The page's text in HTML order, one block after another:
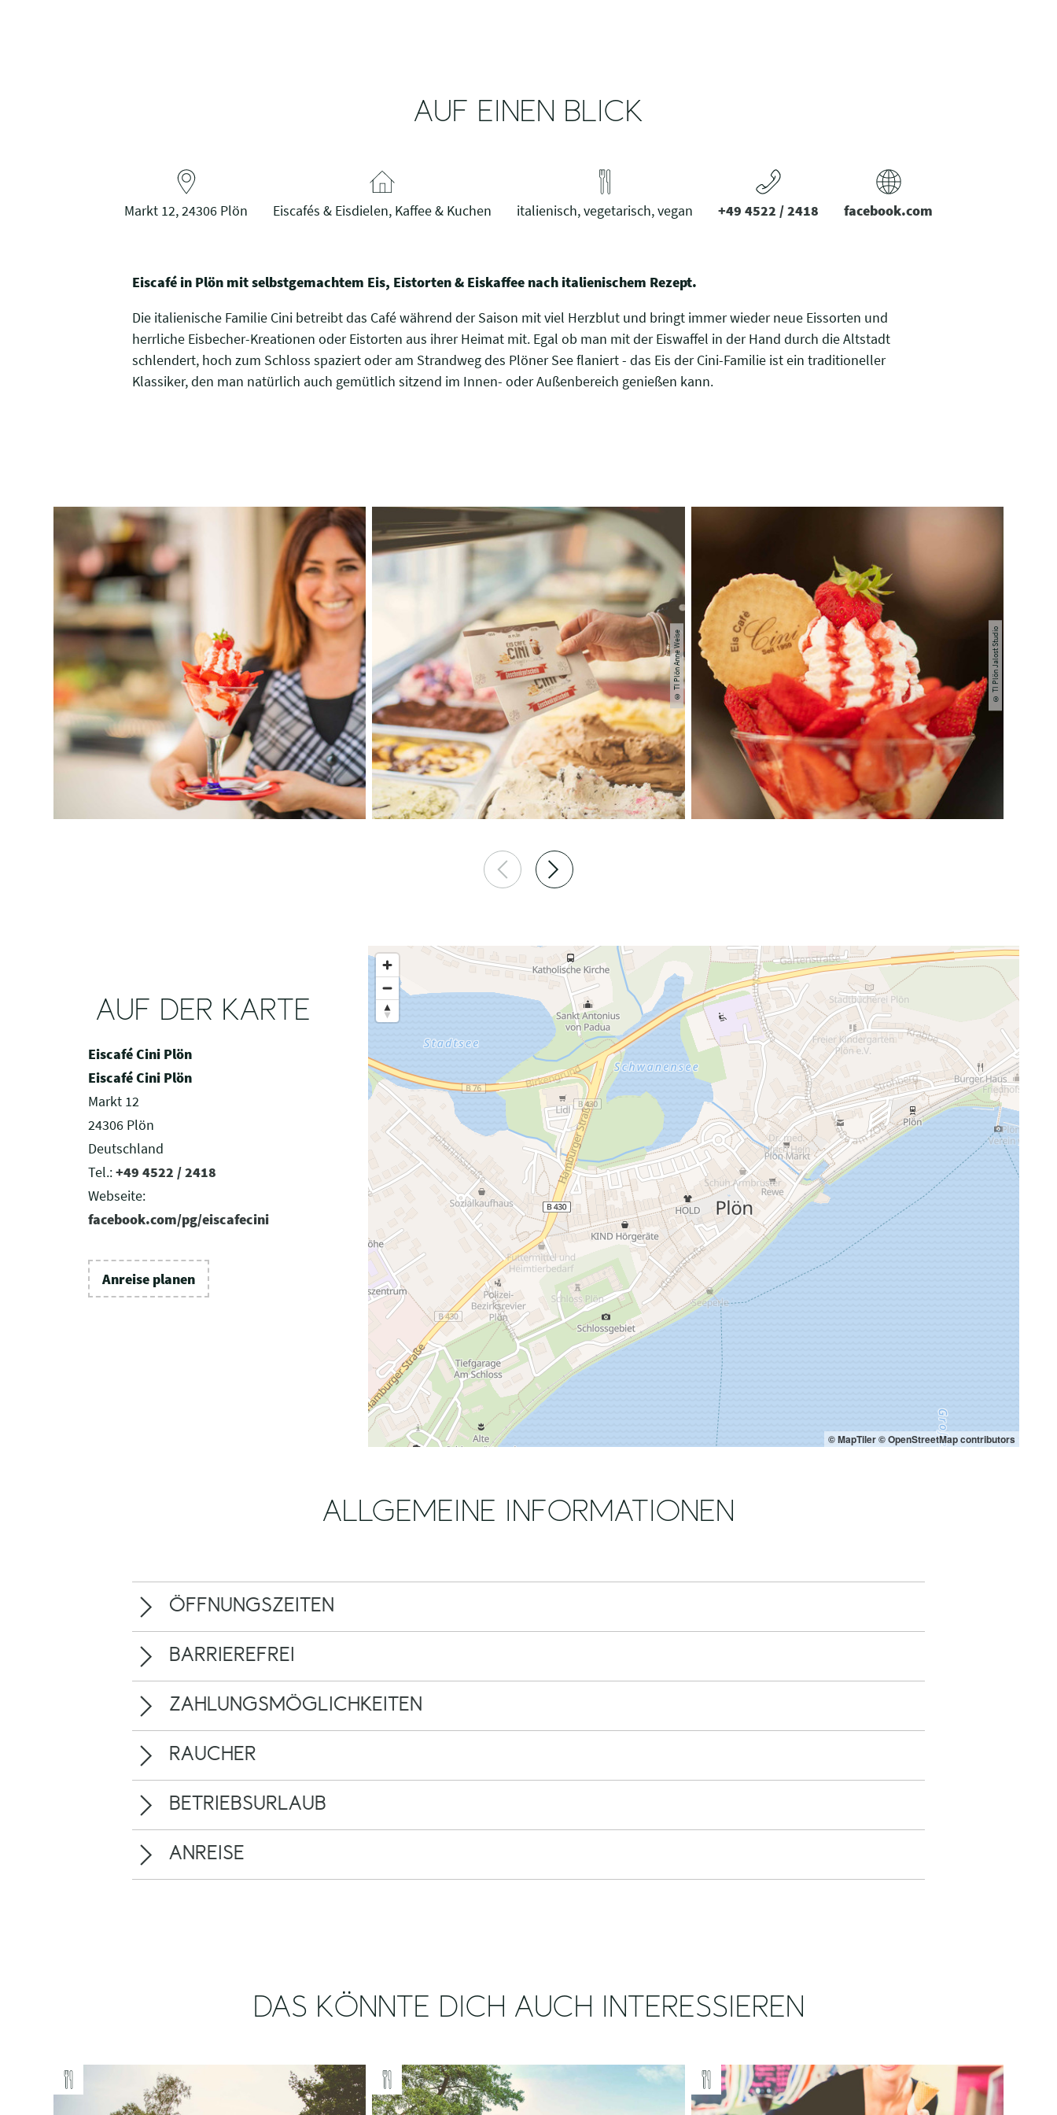
AUF EINEN BLICK
Markt 12, 24306 Plön Eiscafés & Eisdielen, Kaffee & Kuchen italienisch, vegetarisch, vegan +49 4522 / 2418 facebook.com
Eiscafé in Plön mit selbstgemachtem Eis, Eistorten & Eiskaffee nach italienischem Rezept.
Die italienische Familie Cini betreibt das Café während der Saison mit viel Herzblut und bringt immer wieder neue Eissorten und
herrliche Eisbecher-Kreationen oder Eistorten aus ihrer Heimat mit. Egal ob man mit der Eiswaffel in der Hand durch die Altstadt
schlendert, hoch zum Schloss spaziert oder am Strandweg des Plöner See flaniert - das Eis der Cini-Familie ist ein traditioneller
Klassiker, den man natürlich auch gemütlich sitzend im Innen- oder Außenbereich genießen kann.
© TI Plön Anne Weise © TI Plön Jalost Studio
AUF DER KARTE
Eiscafé Cini Plön
Eiscafé Cini Plön
Markt 12
24306 Plön
Deutschland
Tel.:+49 4522 / 2418
Webseite:
facebook.com/pg/eiscafecini
Anreise planen
© MapTiler© OpenStreetMap contributors
ALLGEMEINE INFORMATIONEN
ÖFFNUNGSZEITEN
BARRIEREFREI
ZAHLUNGSMÖGLICHKEITEN
RAUCHER
BETRIEBSURLAUB
ANREISE
DAS KÖNNTE DICH AUCH INTERESSIEREN